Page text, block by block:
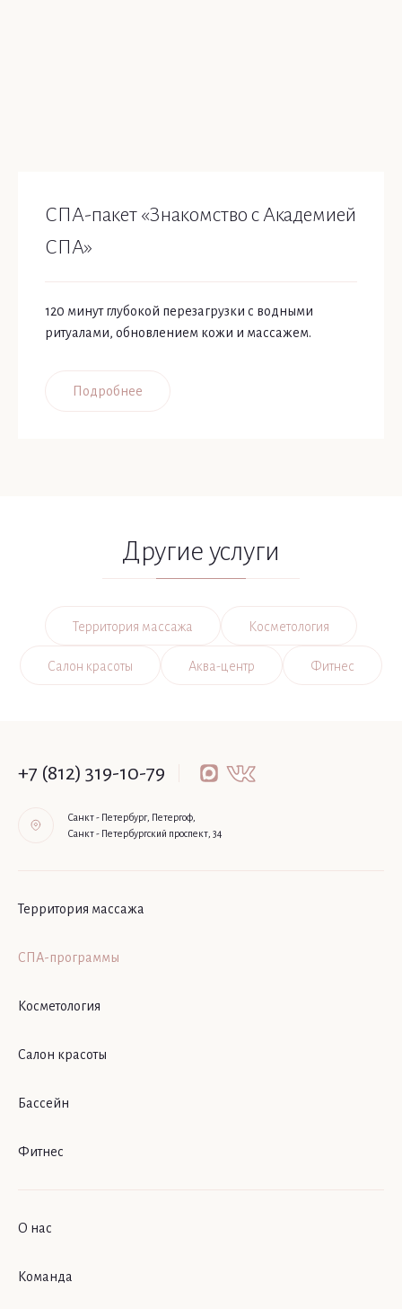
СПА-пакет «Знакомство с Академией
СПА»
120 минут глубокой перезагрузки с водными
ритуалами, обновлением кожи и массажем.
Подробнее
Другие услуги
Территория массажа Косметология
Салон красоты Аква-центр Фитнес
+7 (812) 319-10-79
Санкт - Петербург, Петергоф,
Санкт - Петербургский проспект, 34
Территория массажа
СПА-программы
Косметология
Салон красоты
Бассейн
Фитнес
О нас
Команда